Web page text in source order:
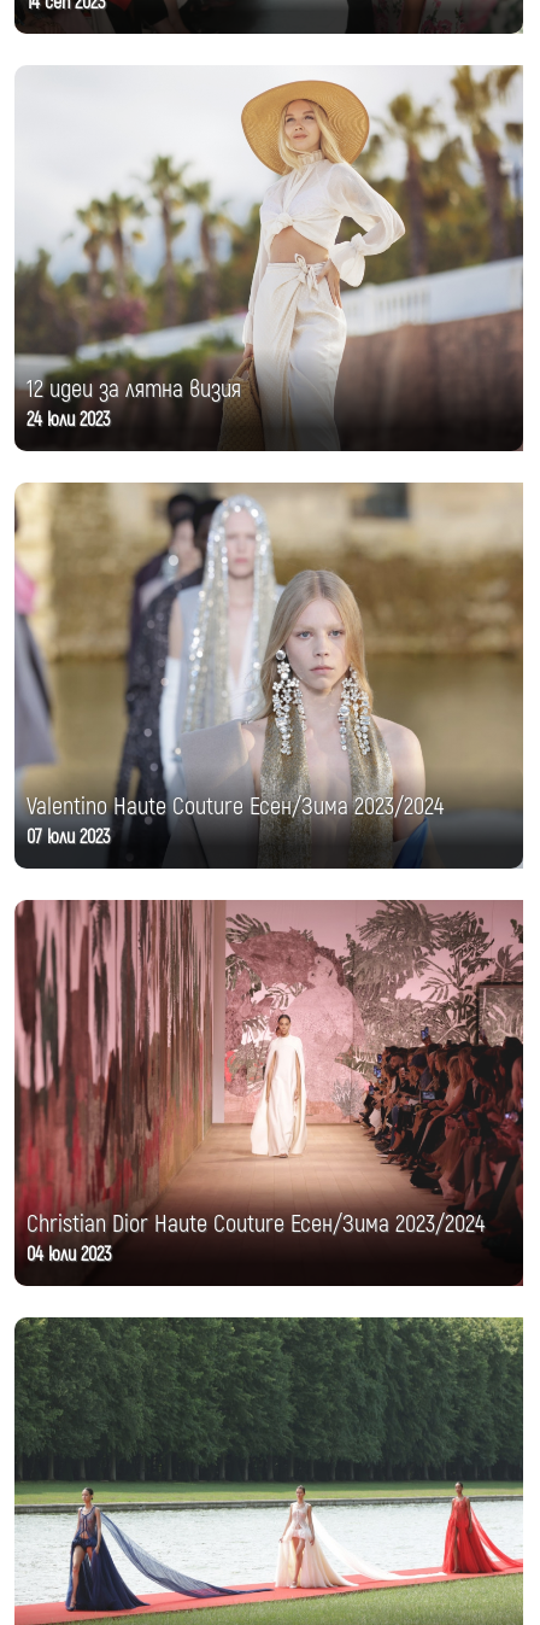
12 идеи за лятна визия
24 юли 2023
Valentino Haute Couture Есен/Зима 2023/2024
07 юли 2023
Christian Dior Haute Couture Есен/Зима 2023/2024
04 юли 2023